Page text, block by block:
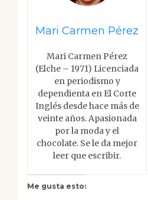
Mari Carmen Pérez
Mari Carmen Pérez
(Elche – 1971) Licenciada
en periodismo y
dependienta en El Corte
Inglés desde hace más de
veinte años. Apasionada
por la moda y el
chocolate. Se le da mejor
leer que escribir.
Me gusta esto: